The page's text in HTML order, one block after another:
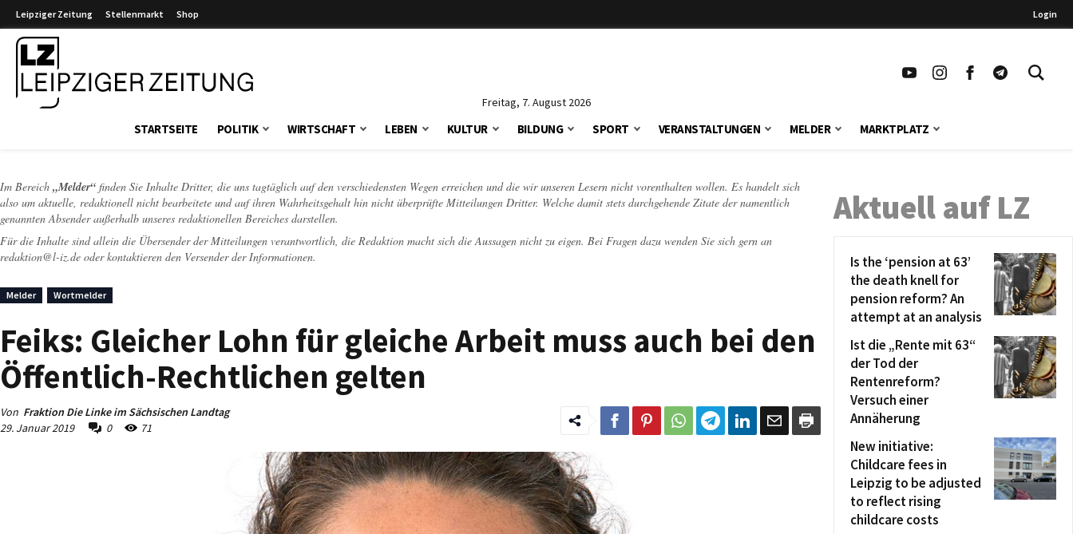
Leipziger Zeitung Stellenmarkt Shop Login
Freitag, 7. August 2026
STARTSEITE POLITIK WIRTSCHAFT LEBEN KULTUR BILDUNG SPORT VERANSTALTUNGEN MELDER MARKTPLATZ
Im Bereich „Melder“ finden Sie Inhalte Dritter, die uns tagtäglich auf den verschiedensten Wegen erreichen und die wir unseren Lesern nicht vorenthalten wollen. Es handelt sich
also um aktuelle, redaktionell nicht bearbeitete und auf ihren Wahrheitsgehalt hin nicht überprüfte Mitteilungen Dritter. Welche damit stets durchgehende Zitate der namentlich
genannten Absender außerhalb unseres redaktionellen Bereiches darstellen.
Für die Inhalte sind allein die Übersender der Mitteilungen verantwortlich, die Redaktion macht sich die Aussagen nicht zu eigen. Bei Fragen dazu wenden Sie sich gern an
redaktion@l-iz.de oder kontaktieren den Versender der Informationen.
Melder Wortmelder
Feiks: Gleicher Lohn für gleiche Arbeit muss auch bei den
Öffentlich-Rechtlichen gelten
Von Fraktion Die Linke im Sächsischen Landtag
29. Januar 2019
0 71
Aktuell auf LZ
Is the ‘pension at 63’
the death knell for
pension reform? An
attempt at an analysis
Ist die „Rente mit 63“
der Tod der
Rentenreform?
Versuch einer
Annäherung
New initiative:
Childcare fees in
Leipzig to be adjusted
to reflect rising
childcare costs